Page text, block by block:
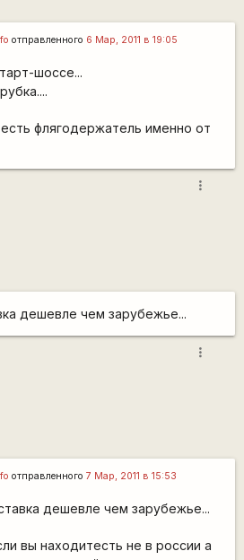
отправленного 6 Мар, 2011 в 19:05
шоссе...
флягодержатель именно от
more_vert
дешевле чем зарубежье...
more_vert
отправленного 7 Мар, 2011 в 15:53
дешевле чем зарубежье...
вы находитесть не в россии а